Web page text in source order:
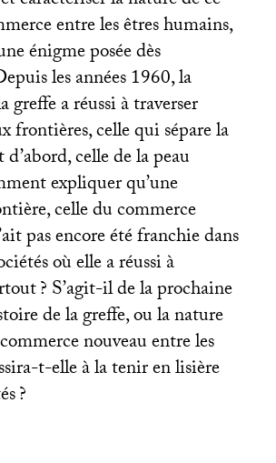
entre les êtres humains,
énigme posée dès
les années 1960, la
greffe a réussi à traverser
frontières, celle qui sépare la
celle de la peau
expliquer qu’une
celle du commerce
pas encore été franchie dans
où elle a réussi à
? S’agit-il de la prochaine
de la greffe, ou la nature
nouveau entre les
t-elle à la tenir en lisière
?